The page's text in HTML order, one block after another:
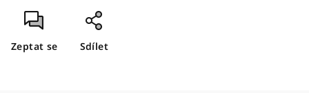
Zeptat se Sdílet